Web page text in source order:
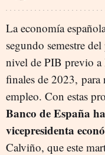
La economía
segundo semestre
nivel de PIB previo a
finales de 2023, para
empleo. Con estas
Banco de España
vicepresidenta
Calviño, que este